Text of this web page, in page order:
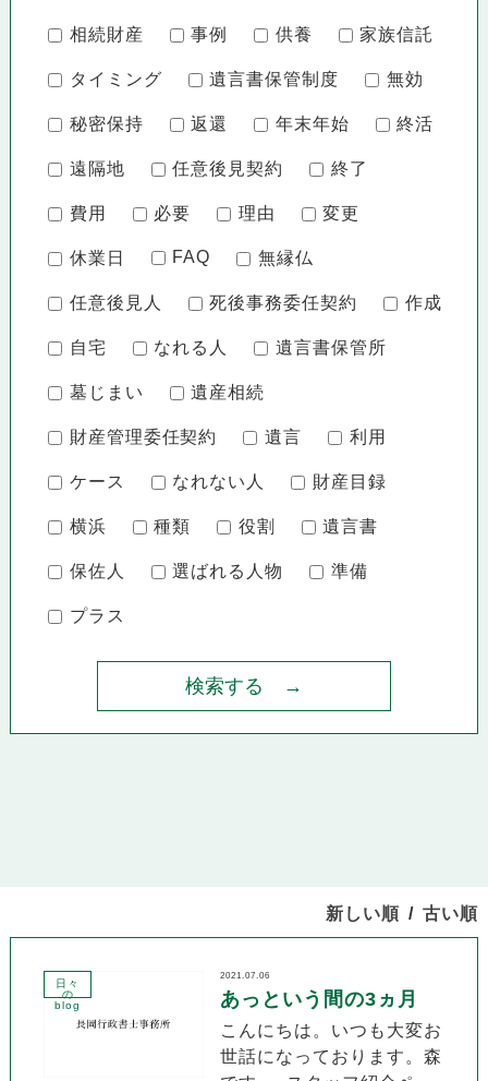
相続財産 事例 供養 家族信託
タイミング 遺言書保管制度 無効
秘密保持 返還 年末年始 終活
遠隔地 任意後見契約 終了
費用 必要 理由 変更
休業日 FAQ 無縁仏
任意後見人 死後事務委任契約 作成
自宅 なれる人 遺言書保管所
墓じまい 遺産相続
財産管理委任契約 遺言 利用
ケース なれない人 財産目録
横浜 種類 役割 遺言書
保佐人 選ばれる人物 準備
プラス
新しい順 古い順
日々
の
blog
2021.07.06
あっという間の3ヵ月
こんにちは。いつも大変お
世話になっております。森